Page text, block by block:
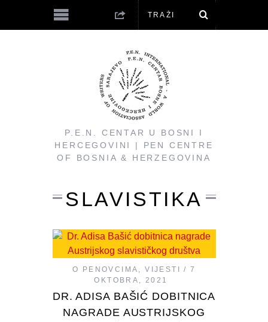
P.E.N. CENTAR U BOSNI I
HERCEGOVINI | PEN CENTRE
OF BOSNIA & HERZEGOVINA
SLAVISTIKA
O PENOVCIMA ,VIJESTI
7
OKTOBRA, 2021
DR. ADISA BAŠIĆ DOBITNICA
NAGRADE AUSTRIJSKOG